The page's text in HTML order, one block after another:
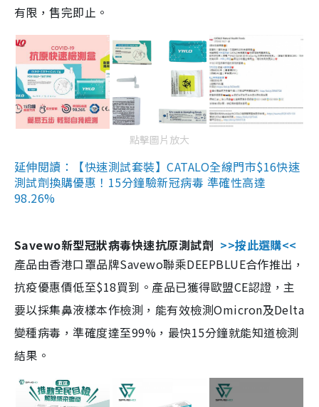
有限，售完即止。
點擊圖片放大
延伸閱讀：【快速測試套裝】CATALO全線門市$16快速
測試劑換購優惠！15分鐘驗新冠病毒 準確性高達
98.26%
Savewo新型冠狀病毒快速抗原測試劑 >>按此選購<<
產品由香港口罩品牌Savewo聯乘DEEPBLUE合作推出，
抗疫優惠價低至$18買到。產品已獲得歐盟CE認證，主
要以採集鼻液樣本作檢測，能有效檢測Omicron及Delta
變種病毒，準確度達至99%，最快15分鐘就能知道檢測
結果。